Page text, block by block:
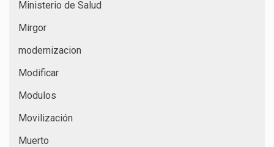
Ministerio de Salud
Mirgor
modernizacion
Modificar
Modulos
Movilización
Muerto